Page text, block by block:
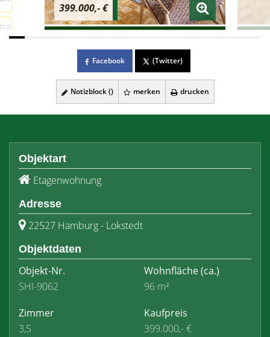
399.000,- €
Facebook (Twitter)
Notizblock () merken drucken
Objektart
Etagenwohnung
Adresse
22527 Hamburg - Lokstedt
Objektdaten
Objekt-Nr.
SHI-9062
Wohnfläche(ca.)
96 m²
Zimmer
3,5
Kaufpreis
399.000,- €